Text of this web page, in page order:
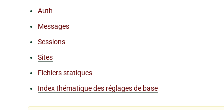
Auth
Messages
Sessions
Sites
Fichiers statiques
Index thématique des réglages de base